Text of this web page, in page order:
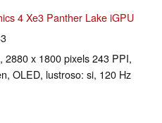
4 Xe3 Panther Lake iGPU
2880 x 1800 pixels 243 PPI,
OLED, lustroso: si, 120 Hz